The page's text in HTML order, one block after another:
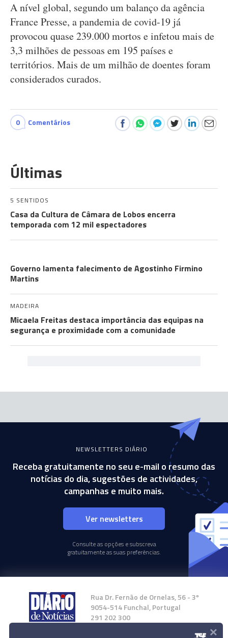
A nível global, segundo um balanço da agência
France Presse, a pandemia de covid-19 já
provocou quase 239.000 mortos e infetou mais de
3,3 milhões de pessoas em 195 países e
territórios. Mais de um milhão de doentes foram
considerados curados.
0 Comentários
Últimas
5 SENTIDOS
Casa da Cultura de Câmara de Lobos encerra
temporada com 12 mil espectadores
Governo lamenta falecimento de Agostinho Firmino
Martins
MADEIRA
Micaela Freitas destaca importância das equipas na
segurança e proximidade com a comunidade
NEWSLETTERS DIÁRIO
Receba gratuitamente no seu e-mail o resumo das
notícias do dia, sugestões de actividades,
campanhas e muito mais.
Ver newsletters
Consulte as opções e subscreva
gratuitamente as suas preferências.
Rua Dr. Fernão de Ornelas, 56 - 3º
9054-514 Funchal, Portugal
291 202 300
×